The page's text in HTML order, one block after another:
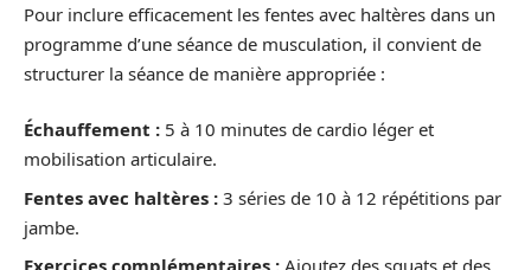
Pour inclure efficacement les fentes avec haltères dans un
programme d’une séance de musculation, il convient de
structurer la séance de manière appropriée :
Échauffement : 5 à 10 minutes de cardio léger et
mobilisation articulaire.
Fentes avec haltères : 3 séries de 10 à 12 répétitions par
jambe.
Exercices complémentaires : Ajoutez des squats et des